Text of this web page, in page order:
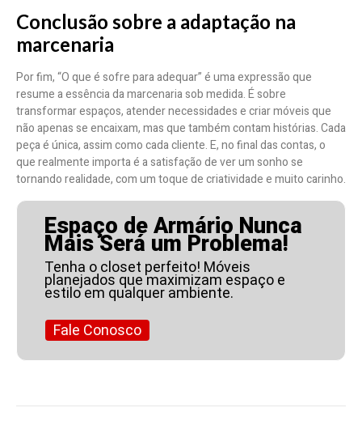
Conclusão sobre a adaptação na
marcenaria
Por fim, “O que é sofre para adequar” é uma expressão que
resume a essência da marcenaria sob medida. É sobre
transformar espaços, atender necessidades e criar móveis que
não apenas se encaixam, mas que também contam histórias. Cada
peça é única, assim como cada cliente. E, no final das contas, o
que realmente importa é a satisfação de ver um sonho se
tornando realidade, com um toque de criatividade e muito carinho.
Espaço de Armário Nunca
Mais Será um Problema!
Tenha o closet perfeito! Móveis
planejados que maximizam espaço e
estilo em qualquer ambiente.
Fale Conosco